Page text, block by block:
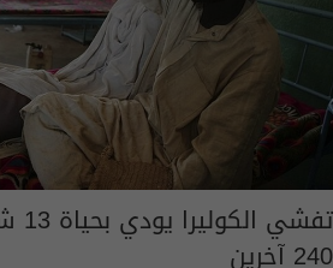
240 آخرين